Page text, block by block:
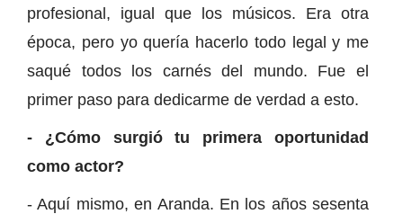
profesional, igual que los músicos. Era otra
época, pero yo quería hacerlo todo legal y me
saqué todos los carnés del mundo. Fue el
primer paso para dedicarme de verdad a esto.
- ¿Cómo surgió tu primera oportunidad
como actor?
- Aquí mismo, en Aranda. En los años sesenta